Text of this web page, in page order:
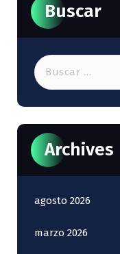
Buscar
Buscar:
Archives
agosto 2026
marzo 2026